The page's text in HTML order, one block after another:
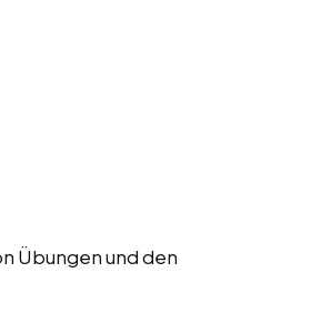
Übungen und den